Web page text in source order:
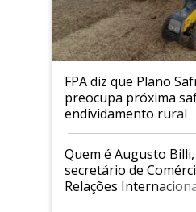
FPA diz que Plano
preocupa próxima
endividamento rural
Quem é Augusto
secretário de
Relações
Mapa